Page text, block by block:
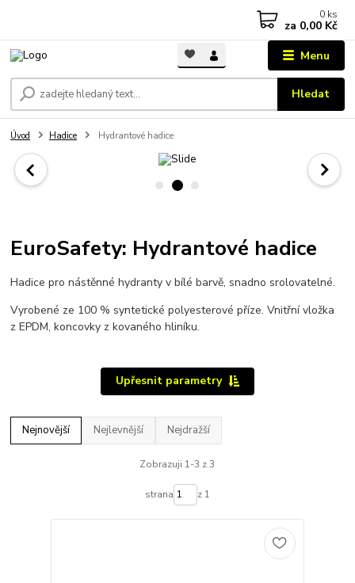
Menu
Hledat
0 ks
za 0,00 Kč
Úvod Hadice Hydrantové hadice
EuroSafety: Hydrantové hadice
Hadice pro nástěnné hydranty v bílé barvě, snadno srolovatelné.
Vyrobené ze 100 % syntetické polyesterové příze. Vnitřní vložka
z EPDM, koncovky z kovaného hliníku.
Upřesnit parametry
Nejnovější Nejlevnější Nejdražší
Zobrazuji 1-3 z 3
strana z 1